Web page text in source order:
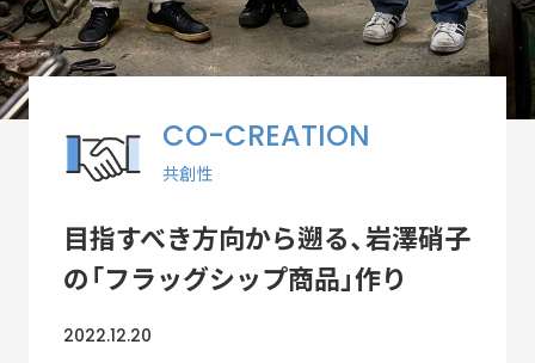
台湾・千葉大学連携
LEARN MORE 「すみだモダン」をもっと知る
「すみだモダン」の成り立ちと現在地
「すみだモダン」ブランド認証商品
CO-CREATION
共創性
目指すべき方向から遡る、岩澤硝子
の「フラッグシップ商品」作り
2022.12.20